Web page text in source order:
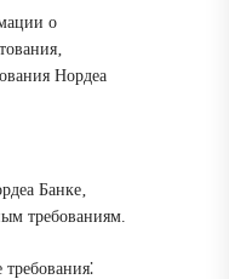
о
Нордеа
Банке‚
требованиям.